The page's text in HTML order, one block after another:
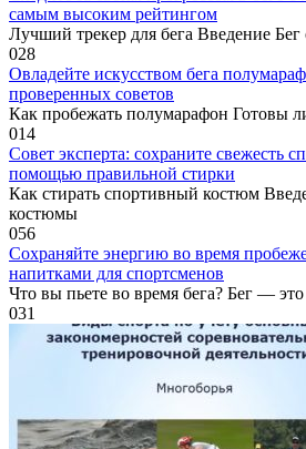
самым высоким рейтингом
Лучший трекер для бега Введение
028
Овладейте искусством бега
проверенных советов
Как пробежать полумарафон Готовы
014
Совет эксперта: сохраните свежесть
помощью правильной стирки
Как стирать спортивный костюм
костюмы
056
Сохраняйте энергию во время
напитками для спортсменов
Что вы пьете во время бега? Бег —
031